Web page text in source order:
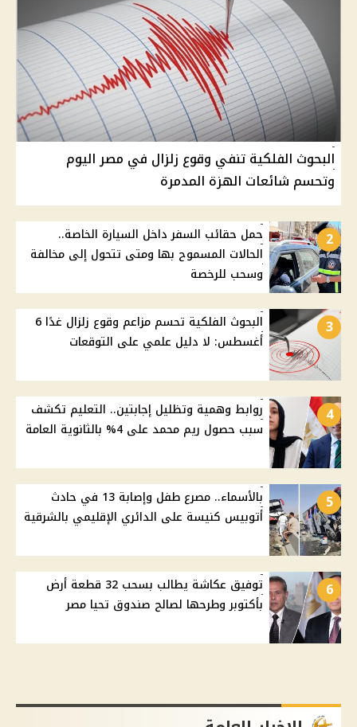
البحوث الفلكية تنفي وقوع زلزال في مصر اليوم
وتحسم شائعات الهزة المدمرة
2
حمل حقائب السفر داخل السيارة الخاصة..
الحالات المسموح بها ومتى تتحول إلى مخالفة
وسحب للرخصة
3
البحوث الفلكية تحسم مزاعم وقوع زلزال غدًا 6
أغسطس: لا دليل علمي على التوقعات
4
روابط وهمية وتظليل إجابتين.. التعليم تكشف
سبب حصول ريم محمد على 4% بالثانوية العامة
5
بالأسماء.. مصرع طفل وإصابة 13 في حادث
أتوبيس كنيسة على الدائري الإقليمي بالشرقية
6
توفيق عكاشة يطالب بسحب 32 قطعة أرض
بأكتوبر وطرحها لصالح صندوق تحيا مصر